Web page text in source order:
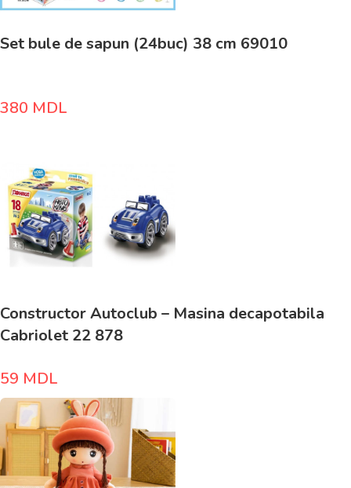
Set bule de sapun (24buc) 38 cm 69010
380 MDL
Constructor Autoclub – Masina decapotabila
Cabriolet 22 878
59 MDL